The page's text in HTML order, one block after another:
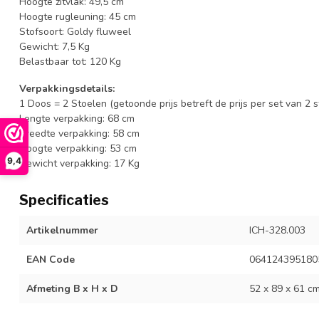
9,4
Hoogte rugleuning: 45 cm
Stofsoort: Goldy fluweel
Gewicht: 7,5 Kg
Belastbaar tot: 120 Kg
Verpakkingsdetails:
1 Doos = 2 Stoelen (getoonde prijs betreft de prijs per set van 2
Lengte verpakking: 68 cm
Breedte verpakking: 58 cm
Hoogte verpakking: 53 cm
Gewicht verpakking: 17 Kg
Specificaties
Artikelnummer ICH-328.003
EAN Code
Afmeting B x H x D 52 x 89 x 61 cm